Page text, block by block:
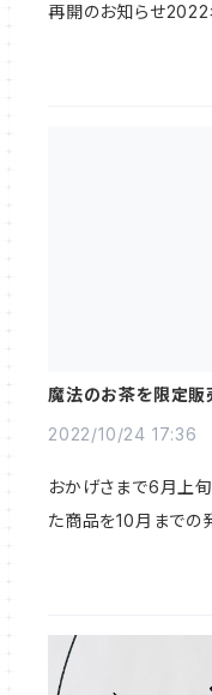
再開のお知らせ2022
「美しき青い星」で
魔法のお茶を限定販
2022/10/24 17:36
おかげさまで6月上
た商品を10月までの